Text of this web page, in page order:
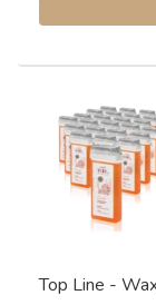
Top Line -